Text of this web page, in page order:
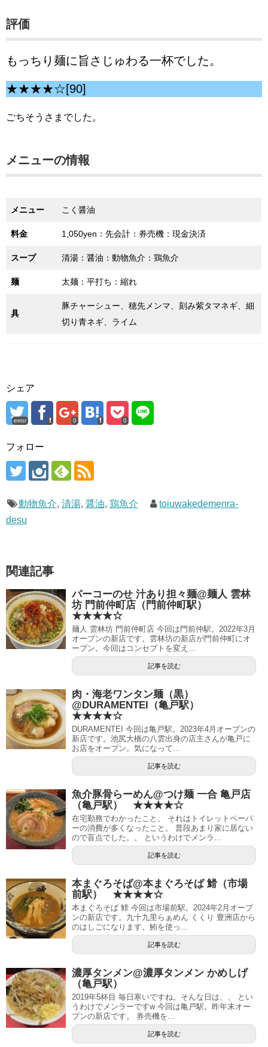
評価
もっちり麺に旨さじゅわる一杯でした。
★★★★☆[90]
ごちそうさまでした。
メニューの情報
メニュー こく醤油
料金 1,050yen：先会計：券売機：現金決済
スープ 清湯：醤油：動物魚介：鶏魚介
麺 太麺：平打ち：縮れ
具
豚チャーシュー、穂先メンマ、刻み紫タマネギ、細
切り青ネギ、ライム
シェア
error 0 0
フォロー
動物魚介, 清湯, 醤油, 鶏魚介
toiuwakedemenra-
desu
関連記事
パーコーのせ 汁あり担々麺@麺人 雲林
坊 門前仲町店（門前仲町駅）
★★★★☆
麺人 雲林坊 門前仲町店 今回は門前仲駅。2022年3月
オープンの新店です。雲林坊の新店が門前仲町にオ
ープン。今回はコンセプトを変え...
記事を読む
肉・海老ワンタン麺（黒）
@DURAMENTEI（亀戸駅）
★★★★☆
DURAMENTEI 今回は亀戸駅。2023年4月オープンの
新店です。池尻大橋の八雲出身の店主さんが亀戸に
お店をオープン。気になって...
記事を読む
魚介豚骨らーめん@つけ麺 一合 亀戸店
（亀戸駅） ★★★★☆
在宅勤務でわかったこと。 それはトイレットペーパ
ーの消費が多くなったこと。 普段あまり家に居ない
ので盲点でした。。 というわけでメンラ...
記事を読む
本まぐろそば@本まぐろそば 䱻（市場
前駅） ★★★★☆
本まぐろそば 䱻 今回は市場前駅。2024年2月オープ
ンの新店です。九十九里らぁめん くくり 豊洲店から
のはしごになります。鮪を使っ...
記事を読む
濃厚タンメン@濃厚タンメン かめしげ
（亀戸駅）
2019年5杯目 毎日寒いですね。そんな日は、、 とい
うわけでメンラーですw 今回は亀戸駅。昨年末オー
プンの新店です。 券売機を...
記事を読む